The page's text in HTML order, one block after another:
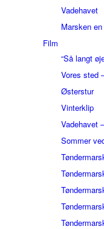
Vadehavet
Marsken
Film
“Så langt
Vores sted
Østerstur
Vinterklip
Vadehavet
Sommer